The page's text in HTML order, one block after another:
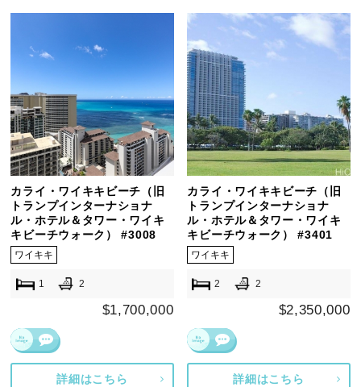
カライ・ワイキキビーチ（旧
トランプインターナショナ
ル・ホテル＆タワー・ワイキ
キビーチウォーク） #3008
ワイキキ
1 2
$1,700,000
詳細はこちら
カライ・ワイキキビーチ（旧
トランプインターナショナ
ル・ホテル＆タワー・ワイキ
キビーチウォーク） #3401
ワイキキ
2 2
$2,350,000
詳細はこちら